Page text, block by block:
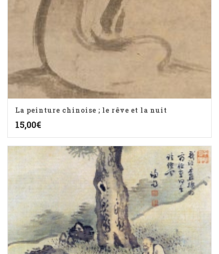
La peinture chinoise ; le rêve et la nuit
15,00€